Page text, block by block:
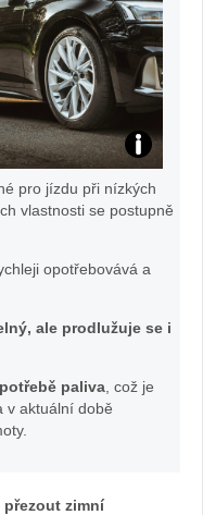
foto
Goodyear:
6
pro jízdu při nízkých
vlastnosti se postupně
opotřebovává a
ale prodlužuje se i
paliva , což je
v aktuální době
zimní